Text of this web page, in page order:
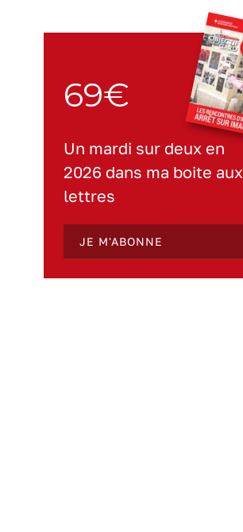
69€
Un mardi sur deux en
2026 dans ma boite aux
lettres
JE M'ABONNE